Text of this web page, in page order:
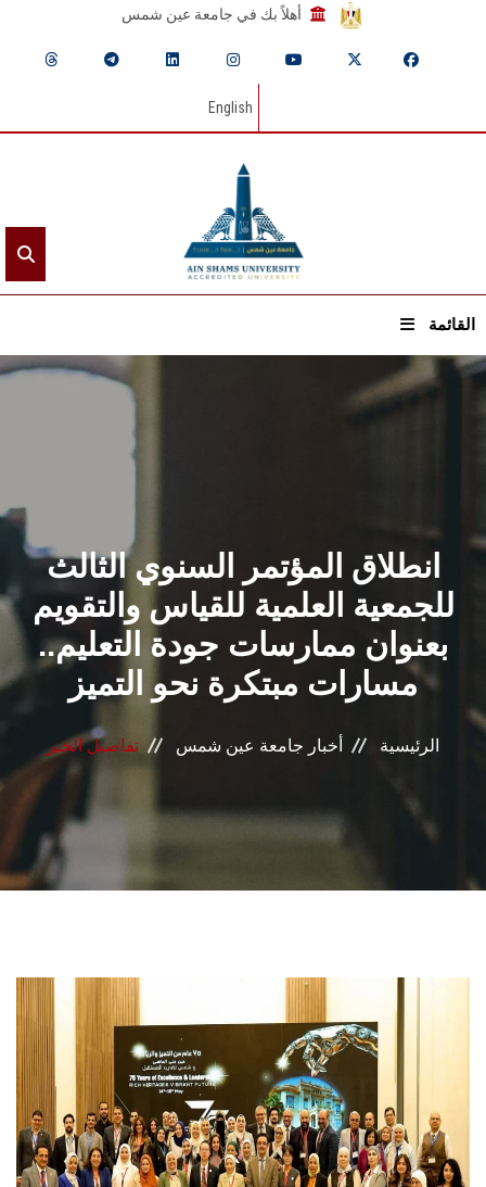
أهلاً بك في جامعة عين شمس
English
القائمة
القطاعـات
الشئون الأكاديمية
البحث العلمي
الرعاية الصحية
المراكز والوحدات
الأنظمة الذكية
الإعلام
الطلاب
هيئة التدريس
الدراسات العليا
الخريجين
انطلاق المؤتمر السنوي الثالث
للجمعية العلمية للقياس والتقويم
بعنوان ممارسات جودة التعليم..
مسارات مبتكرة نحو التميز
الرئيسية أخبار جامعة عين شمس تفاصيل الخبر